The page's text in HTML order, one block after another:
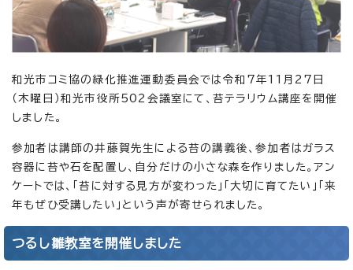
和光市コミ協の緑化推進運動委員会では令和7年11月27日
（木曜日）和光市役所502会議室にて、苔テラリウム講座を開催
しました。
参加者は講師の井藤賀先生による苔の講義後、参加者はガラス
容器に苔や石を配置し、自分だけの小さな森を作りました。アン
ケートでは、「苔に対する見方が変わった」「大切に育てたい」「来
年もぜひ受講したい」という声が寄せられました。
つるし雛教室を開催しました